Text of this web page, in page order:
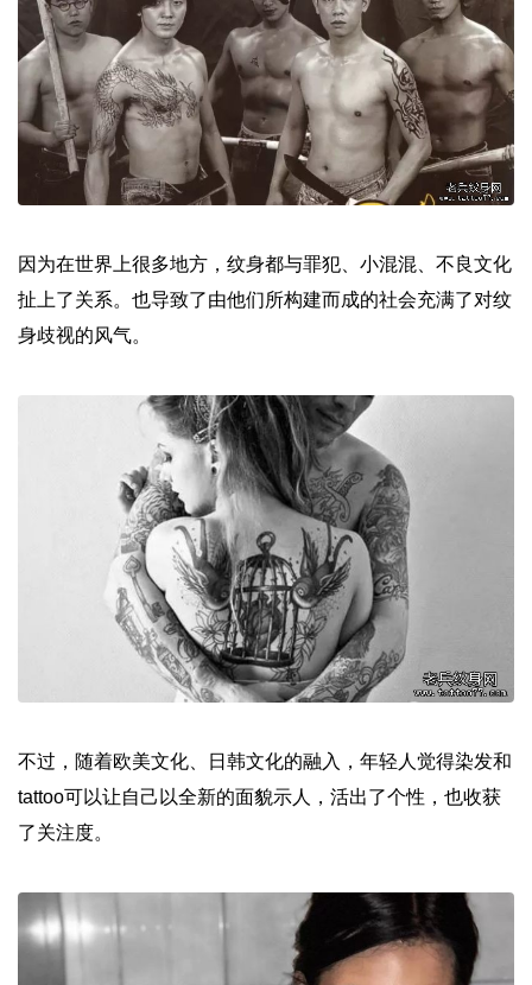
因为在世界上很多地方，纹身都与罪犯、小混混、不良文化
扯上了关系。也导致了由他们所构建而成的社会充满了对纹
身歧视的风气。
不过，随着欧美文化、日韩文化的融入，年轻人觉得染发和
tattoo可以让自己以全新的面貌示人，活出了个性，也收获
了关注度。